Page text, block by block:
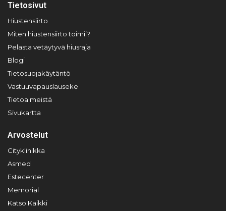
Tietosivut
Hiustensiirto
Miten hiustensiirto toimii?
Pelasta vetäytyvä hiusraja
Blogi
Tietosuojakäytäntö
Vastuuvapauslauseke
Tietoa meistä
Sivukartta
Arvostelut
Cityklinikka
Asmed
Estecenter
Memorial
Katso Kaikki